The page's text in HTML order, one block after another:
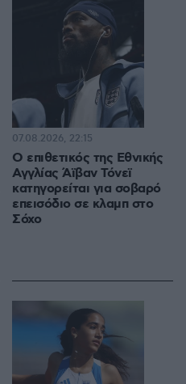
Ο επιθετικός της Εθνικής
Αγγλίας Άϊβαν Τόνεϊ
κατηγορείται για σοβαρό
επεισόδιο σε κλαμπ στο
Σόχο
07.08.2026, 22:15